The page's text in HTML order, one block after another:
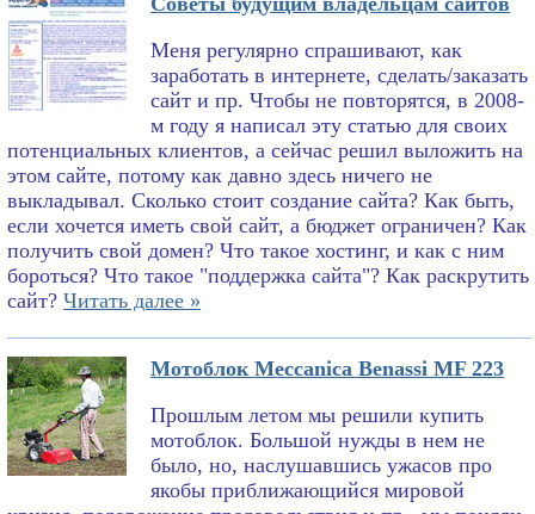
Меня регулярно спрашивают, как
заработать в интернете, сделать/заказать
сайт и пр. Чтобы не повторятся, в 2008-
м году я написал эту статью для своих
потенциальных клиентов, а сейчас решил выложить на
этом сайте, потому как давно здесь ничего не
выкладывал. Сколько стоит создание сайта? Как быть,
если хочется иметь свой сайт, а бюджет ограничен? Как
получить свой домен? Что такое хостинг, и как с ним
бороться? Что такое "поддержка сайта"? Как раскрутить
сайт? Читать далее »
Мотоблок Meccanica Benassi MF 223
Прошлым летом мы решили купить
мотоблок. Большой нужды в нем не
было, но, наслушавшись ужасов про
якобы приближающийся мировой